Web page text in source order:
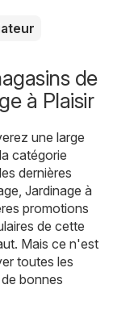
de
à Plaisir
une large
catégorie
dernières
Jardinage à
promotions
de cette
. Mais ce n'est
toutes les
bonnes